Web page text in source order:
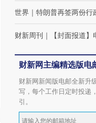
世界 ｜ 特朗普再签两份行
财新周刊 ｜ 【封面报道
财新网主编精选版电
财新网新闻版电邮全新升
写，每个工作日定时投递
引。